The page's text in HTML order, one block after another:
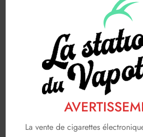
La vente de cigarettes
Saveurs gourmandes 83
FABRICANTS 116
A & L 19
AVAP 5
FRUIZEE